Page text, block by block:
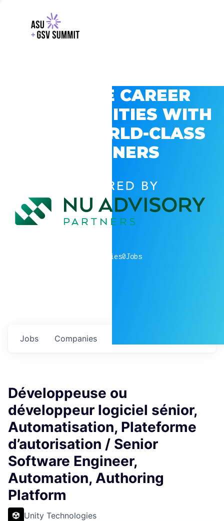
EXPLORE CAREER
OPPORTUNITIES WITH
GSV’S WORLD-CLASS
PARTNERS
POWERED BY
companies0Jobs
Jobs Companies
Développeuse ou
développeur logiciel sénior,
Automatisation, Plateforme
d’autorisation / Senior
Software Engineer,
Automation, Authoring
Platform
Unity Technologies